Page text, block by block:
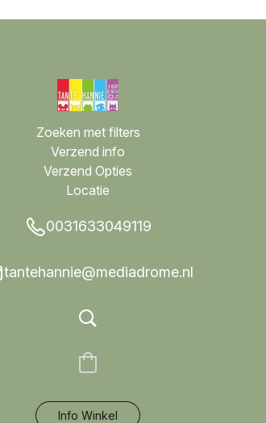
Zoeken met filters
Verzend info
Verzend Opties
Locatie
0031633049119
tantehannie@mediadrome.nl
Info Winkel